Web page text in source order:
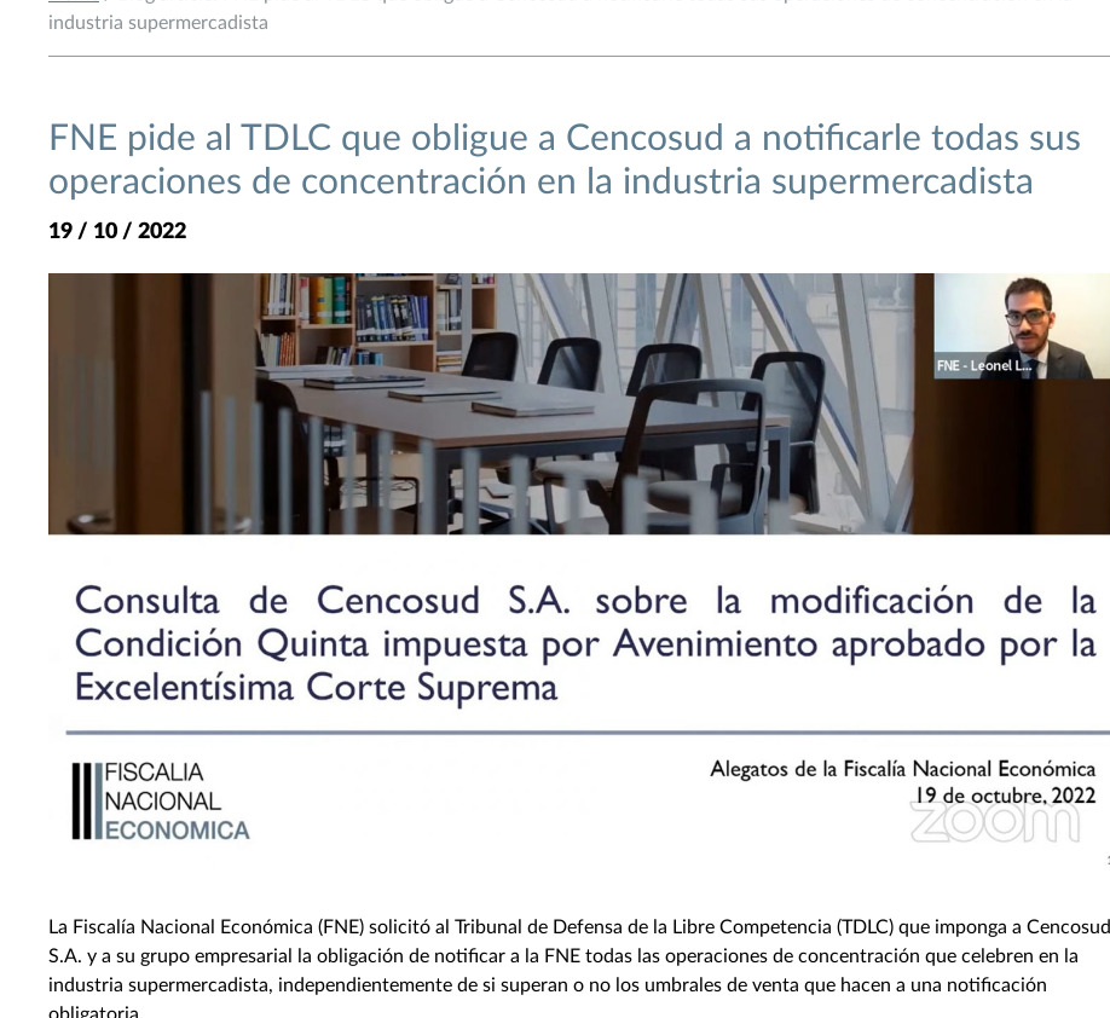
industria supermercadista
FNE pide al TDLC que obligue a Cencosud a notificarle todas sus
operaciones de concentración en la industria supermercadista
19 / 10 / 2022
La Fiscalía Nacional Económica (FNE) solicitó al Tribunal de Defensa de la Libre Competencia (TDLC) que imponga a Cencosud
S.A. y a su grupo empresarial la obligación de notificar a la FNE todas las operaciones de concentración que celebren en la
industria supermercadista, independientemente de si superan o no los umbrales de venta que hacen a una notificación